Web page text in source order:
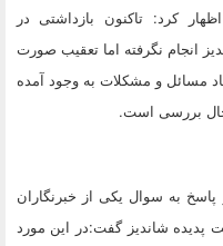
کرد: تاکنون بازداشتی در
انجام نگرفته اما تعقیب صورت
مسائل و مشکلات به وجود آمده
حال بررسی است.
به سوال یکی از خبرنگاران
شرکت پدیده شاندیز گفت:در این مورد